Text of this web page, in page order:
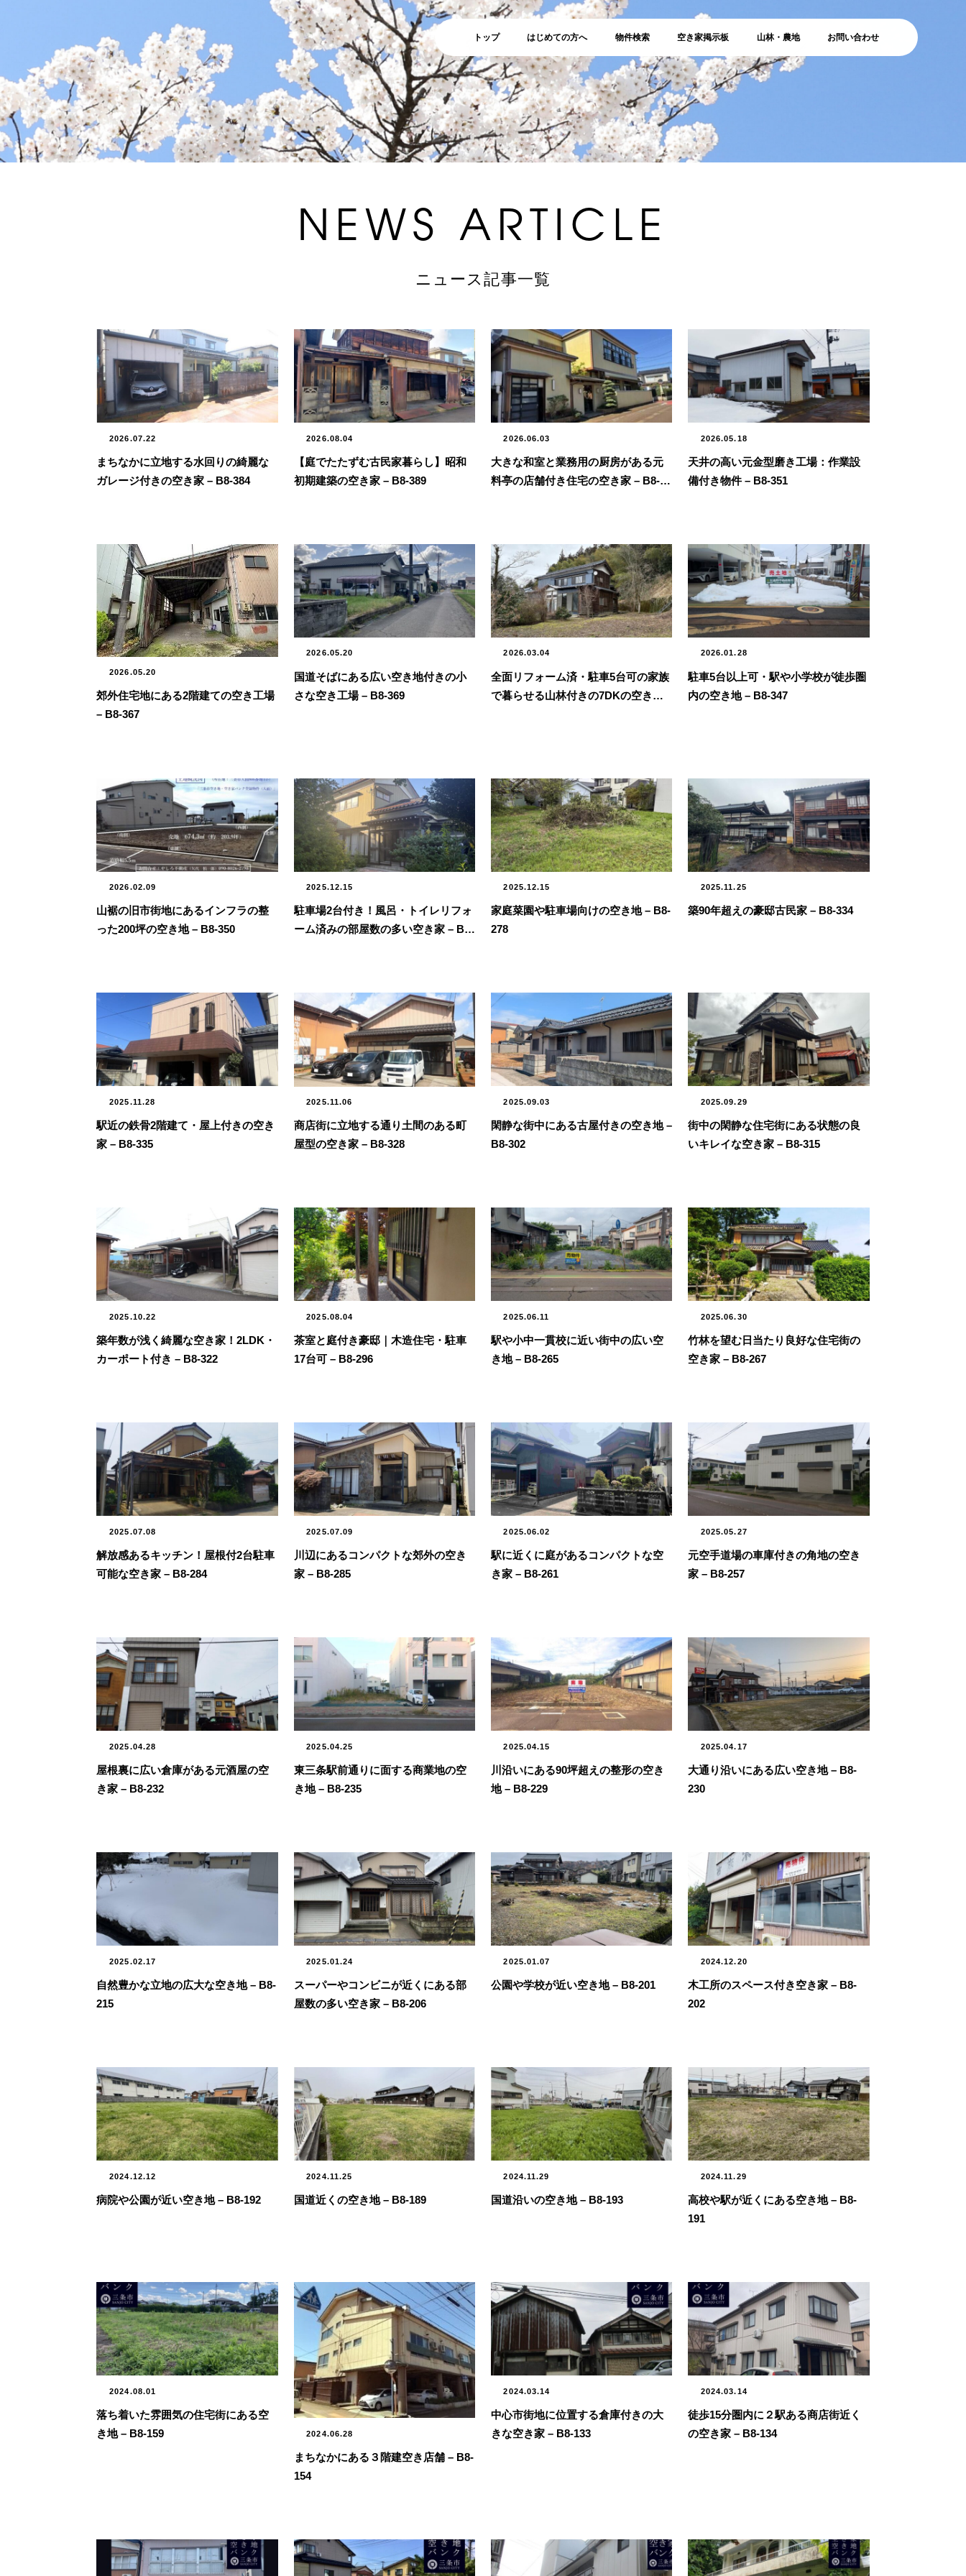
トップ はじめての方へ 物件検索 空き家掲示板 山林・農地 お問い合わせ
NEWS ARTICLE
ニュース記事一覧
2026.07.22
まちなかに立地する水回りの綺麗な
ガレージ付きの空き家 – B8-384
2026.08.04
【庭でたたずむ古民家暮らし】昭和
初期建築の空き家 – B8-389
2026.06.03
大きな和室と業務用の厨房がある元
料亭の店舗付き住宅の空き家 – B8-
2026.05.18
天井の高い元金型磨き工場：作業設
備付き物件 – B8-351
2026.05.20
郊外住宅地にある2階建ての空き工場
– B8-367
2026.05.20
国道そばにある広い空き地付きの小
さな空き工場 – B8-369
2026.03.04
全面リフォーム済・駐車5台可の家族
で暮らせる山林付きの7DKの空き家 –
2026.01.28
駐車5台以上可・駅や小学校が徒歩圏
内の空き地 – B8-347
2026.02.09
山裾の旧市街地にあるインフラの整
った200坪の空き地 – B8-350
2025.12.15
駐車場2台付き！風呂・トイレリフォ
ーム済みの部屋数の多い空き家 – B8-
2025.12.15
家庭菜園や駐車場向けの空き地 – B8-
278
2025.11.25
築90年超えの豪邸古民家 – B8-334
2025.11.28
駅近の鉄骨2階建て・屋上付きの空き
家 – B8-335
2025.11.06
商店街に立地する通り土間のある町
屋型の空き家 – B8-328
2025.09.03
閑静な街中にある古屋付きの空き地 –
B8-302
2025.09.29
街中の閑静な住宅街にある状態の良
いキレイな空き家 – B8-315
2025.10.22
築年数が浅く綺麗な空き家！2LDK・
カーポート付き – B8-322
2025.08.04
茶室と庭付き豪邸｜木造住宅・駐車
17台可 – B8-296
2025.06.11
駅や小中一貫校に近い街中の広い空
き地 – B8-265
2025.06.30
竹林を望む日当たり良好な住宅街の
空き家 – B8-267
2025.07.08
解放感あるキッチン！屋根付2台駐車
可能な空き家 – B8-284
2025.07.09
川辺にあるコンパクトな郊外の空き
家 – B8-285
2025.06.02
駅に近くに庭があるコンパクトな空
き家 – B8-261
2025.05.27
元空手道場の車庫付きの角地の空き
家 – B8-257
2025.04.28
屋根裏に広い倉庫がある元酒屋の空
き家 – B8-232
2025.04.25
東三条駅前通りに面する商業地の空
き地 – B8-235
2025.04.15
川沿いにある90坪超えの整形の空き
地 – B8-229
2025.04.17
大通り沿いにある広い空き地 – B8-
230
2025.02.17
自然豊かな立地の広大な空き地 – B8-
215
2025.01.24
スーパーやコンビニが近くにある部
屋数の多い空き家 – B8-206
2025.01.07
公園や学校が近い空き地 – B8-201
2024.12.20
木工所のスペース付き空き家 – B8-
202
2024.12.12
病院や公園が近い空き地 – B8-192
2024.11.25
国道近くの空き地 – B8-189
2024.11.29
国道沿いの空き地 – B8-193
2024.11.29
高校や駅が近くにある空き地 – B8-
191
2024.08.01
落ち着いた雰囲気の住宅街にある空
き地 – B8-159
2024.06.28
まちなかにある３階建空き店舗 – B8-
154
2024.03.14
中心市街地に位置する倉庫付きの大
きな空き家 – B8-133
2024.03.14
徒歩15分圏内に２駅ある商店街近く
の空き家 – B8-134